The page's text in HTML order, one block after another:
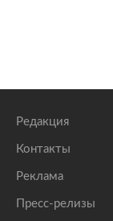
Редакция
Контакты
Реклама
Пресс-релизы